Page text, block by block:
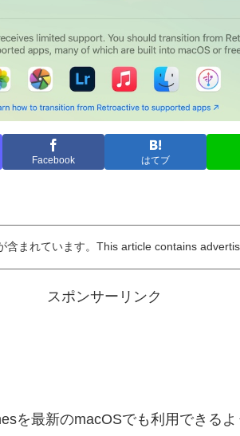
Facebook はてブ
含まれています。This article contains
スポンサーリンク
を最新のmacOSでも利用できる